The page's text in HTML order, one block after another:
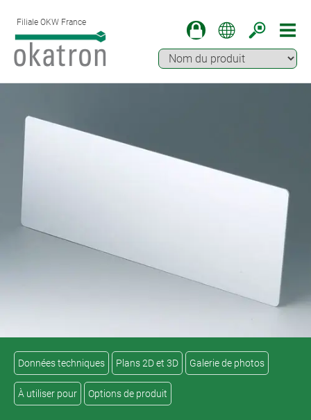
Filiale OKW France
Données techniques Plans 2D et 3D Galerie de photos
À utiliser pour Options de produit